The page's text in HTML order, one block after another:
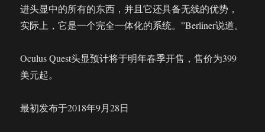
进头显中的所有的东西，并且它还具备无线的优势，
实际上，它是一个完全一体化的系统。”Berliner说道。
Oculus Quest头显预计将于明年春季开售，售价为399
美元起。
最初发布于2018年9月28日